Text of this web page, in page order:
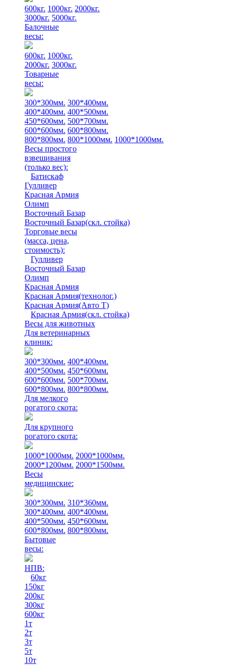
600кг. 1000кг. 2000кг.
3000кг. 5000кг.
Балочные
весы:
600кг. 1000кг.
2000кг. 3000кг.
Товарные
весы:
300*300мм. 300*400мм.
400*400мм. 400*500мм.
450*600мм. 500*700мм.
600*600мм. 600*800мм.
800*800мм. 800*1000мм. 1000*1000мм.
Весы простого
взвешивания
(только вес):
Батискаф
Гулливер
Красная Армия
Олимп
Восточный Базар
Восточный Базар(скл. стойка)
Торговые весы
(масса, цена,
стоимость):
Гулливер
Восточный Базар
Олимп
Красная Армия
Красная Армия(технолог.)
Красная Армия(Авто Т)
Красная Армия(скл. стойка)
Весы для животных
Для ветеринарных
клиник:
300*300мм. 400*400мм.
400*500мм. 450*600мм.
600*600мм. 500*700мм.
600*800мм. 800*800мм.
Для мелкого
рогатого скота:
Для крупного
рогатого скота:
1000*1000мм. 2000*1000мм.
2000*1200мм. 2000*1500мм.
Весы
медицинские:
300*300мм. 310*360мм.
300*400мм. 400*400мм.
400*500мм. 450*600мм.
600*800мм. 800*800мм.
Бытовые
весы:
НПВ:
60кг
150кг
200кг
300кг
600кг
1т
2т
3т
5т
10т